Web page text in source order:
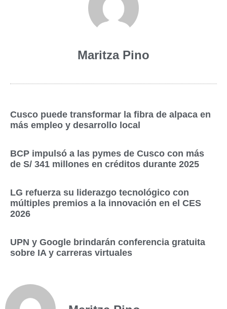
Maritza Pino
Cusco puede transformar la fibra de alpaca en
más empleo y desarrollo local
BCP impulsó a las pymes de Cusco con más
de S/ 341 millones en créditos durante 2025
LG refuerza su liderazgo tecnológico con
múltiples premios a la innovación en el CES
2026
UPN y Google brindarán conferencia gratuita
sobre IA y carreras virtuales